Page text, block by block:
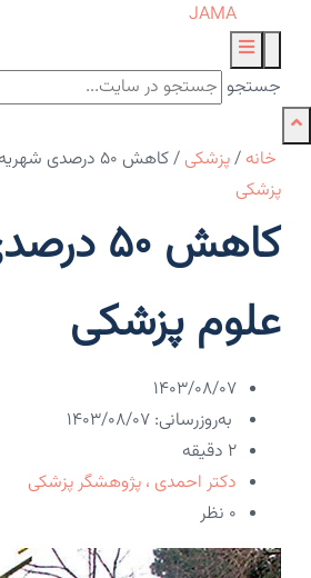
JAMA
جستجو
خانه /پزشکی /کاهش ۵۰ درصدی شهریه دانشگاه آزاد برای دانشجویان علوم پزشکی
پزشکی
کاهش
علوم پزشکی
۱۴۰۳/۰۸/۰۷
به‌روزرسانی: ۱۴۰۳/۰۸/۰۷
2 دقیقه
دکتر احمدی ، پژوهشگر پزشکی
۰ نظر